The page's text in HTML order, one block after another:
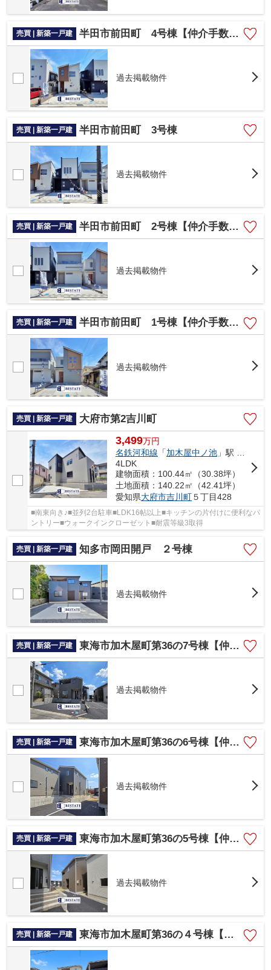
売買 | 新築一戸建 半田市前田町 4号棟【仲介手数料0円】
過去掲載物件
売買 | 新築一戸建 半田市前田町 3号棟
過去掲載物件
売買 | 新築一戸建 半田市前田町 2号棟【仲介手数料0円】
過去掲載物件
売買 | 新築一戸建 半田市前田町 1号棟【仲介手数料0円】
過去掲載物件
売買 | 新築一戸建 大府市第2吉川町
3,499万円
名鉄河和線 「加木屋中ノ池」駅 徒歩34分
4LDK
建物面積：100.44㎡（30.38坪）
土地面積：140.22㎡（42.41坪）
愛知県大府市吉川町５丁目428
■南東向き♪■並列2台駐車■LDK16帖以上■キッチンの片付けに便利なパ
ントリー■ウォークインクローゼット■耐震等級3取得
売買 | 新築一戸建 知多市岡田開戸 ２号棟
過去掲載物件
売買 | 新築一戸建 東海市加木屋町第36の7号棟【仲介手数料0円】
過去掲載物件
売買 | 新築一戸建 東海市加木屋町第36の6号棟【仲介手数料0円】
過去掲載物件
売買 | 新築一戸建 東海市加木屋町第36の5号棟【仲介手数料0円】
過去掲載物件
売買 | 新築一戸建 東海市加木屋町第36の４号棟【仲介手数料0円】